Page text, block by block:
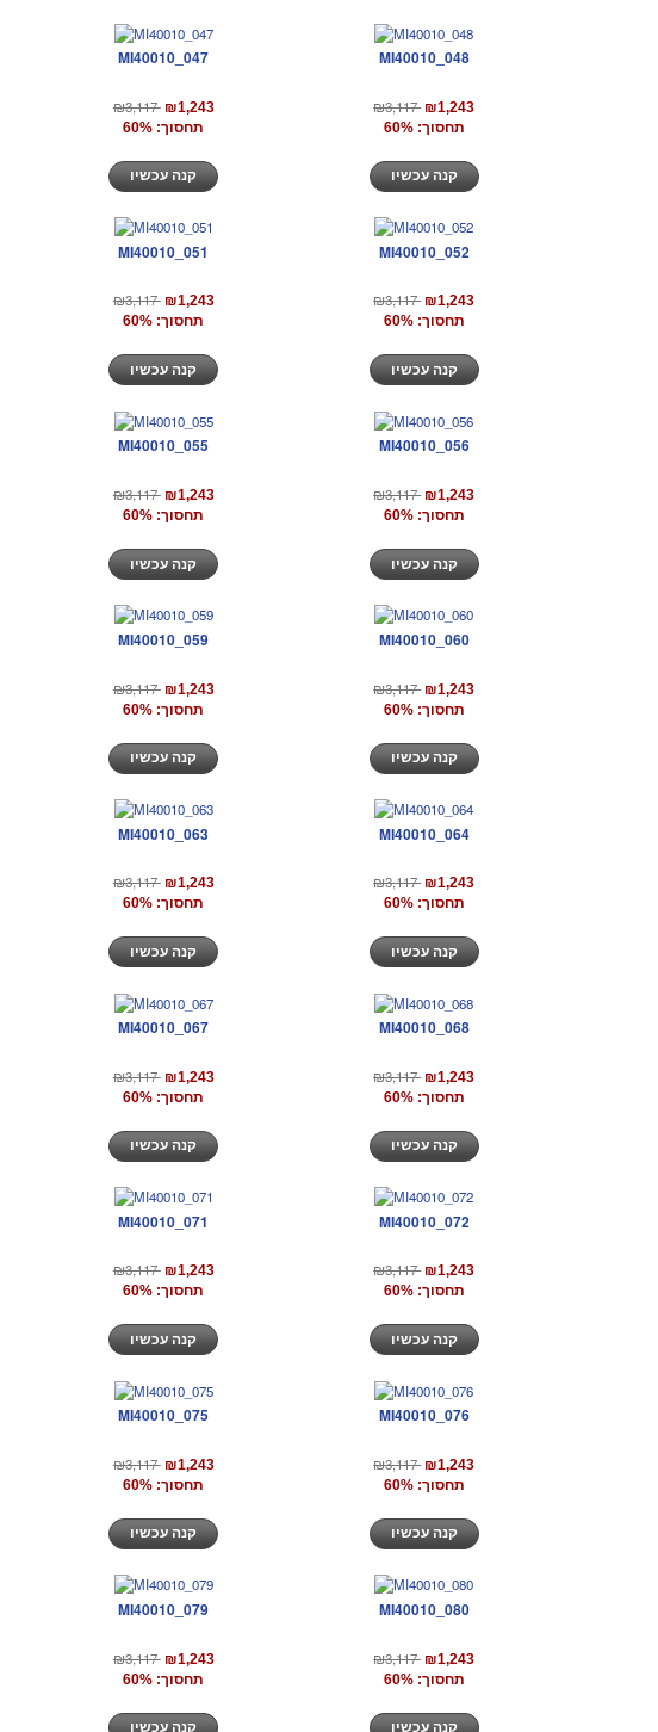
MI40010_047
₪3,117 ₪1,243
תחסוך: 60%
MI40010_048
₪3,117 ₪1,243
תחסוך: 60%
קנה עכשיו
MI40010_051
₪3,117 ₪1,243
תחסוך: 60%
MI40010_052
₪3,117 ₪1,243
תחסוך: 60%
קנה עכשיו
MI40010_055
₪3,117 ₪1,243
תחסוך: 60%
MI40010_056
₪3,117 ₪1,243
תחסוך: 60%
קנה עכשיו
MI40010_059
₪3,117 ₪1,243
תחסוך: 60%
MI40010_060
₪3,117 ₪1,243
תחסוך: 60%
קנה עכשיו
MI40010_063
₪3,117 ₪1,243
תחסוך: 60%
MI40010_064
₪3,117 ₪1,243
תחסוך: 60%
קנה עכשיו
MI40010_067
₪3,117 ₪1,243
תחסוך: 60%
MI40010_068
₪3,117 ₪1,243
תחסוך: 60%
קנה עכשיו
MI40010_071
₪3,117 ₪1,243
תחסוך: 60%
MI40010_072
₪3,117 ₪1,243
תחסוך: 60%
קנה עכשיו
MI40010_075
₪3,117 ₪1,243
תחסוך: 60%
MI40010_076
₪3,117 ₪1,243
תחסוך: 60%
קנה עכשיו
MI40010_079
₪3,117 ₪1,243
תחסוך: 60%
MI40010_080
₪3,117 ₪1,243
תחסוך: 60%
קנה עכשיו